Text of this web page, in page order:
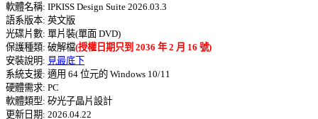
軟體名稱: IPKISS Design Suite 2026.03.3
語系版本: 英文版
光碟片數: 單片裝(單面 DVD)
保護種類: 破解檔(授權日期只到 2036 年 2 月 16 號)
安裝說明: 見最底下
系統支援: 適用 64 位元的 Windows 10/11
硬體需求: PC
軟體類型: 矽光子晶片設計
更新日期: 2026.04.22